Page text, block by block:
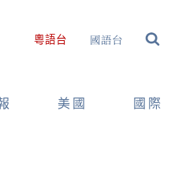
粵語台 國語台
美國 國際